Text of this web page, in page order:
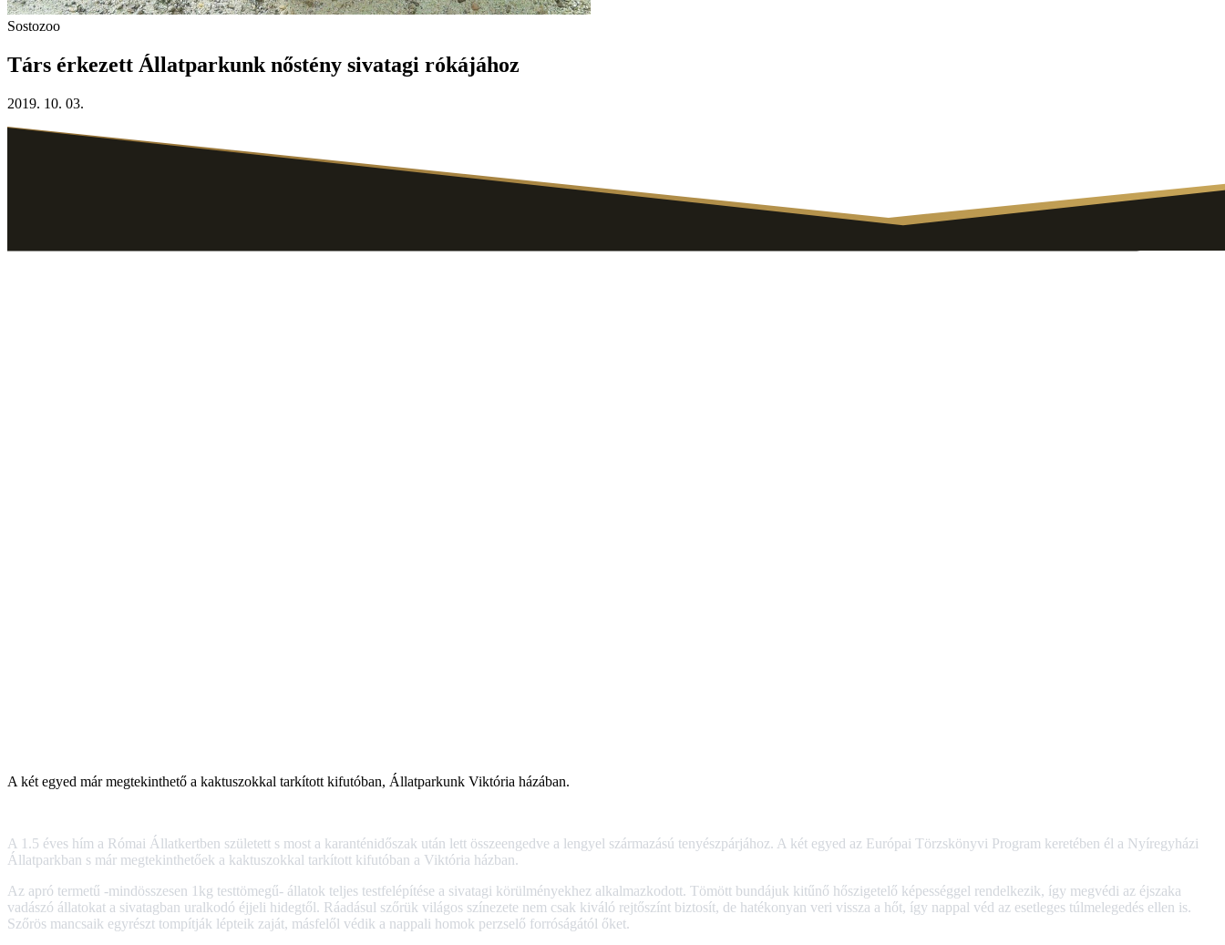
Sostozoo
Társ érkezett Állatparkunk nőstény sivatagi rókájához
2019. 10. 03.
A két egyed már megtekinthető a kaktuszokkal tarkított kifutóban, Állatparkunk Viktória házában.
A 1.5 éves hím a Római Állatkertben született s most a karanténidőszak után lett összeengedve a lengyel származású tenyészpárjához. A két egyed az Európai Törzskönyvi Program keretében él a Nyíregyházi
Állatparkban s már megtekinthetőek a kaktuszokkal tarkított kifutóban a Viktória házban.
Az apró termetű -mindösszesen 1kg testtömegű- állatok teljes testfelépítése a sivatagi körülményekhez alkalmazkodott. Tömött bundájuk kitűnő hőszigetelő képességgel rendelkezik, így megvédi az éjszaka
vadászó állatokat a sivatagban uralkodó éjjeli hidegtől. Ráadásul szőrük világos színezete nem csak kiváló rejtőszínt biztosít, de hatékonyan veri vissza a hőt, így nappal véd az esetleges túlmelegedés ellen is.
Szőrös mancsaik egyrészt tompítják lépteik zaját, másfelől védik a nappali homok perzselő forróságától őket.